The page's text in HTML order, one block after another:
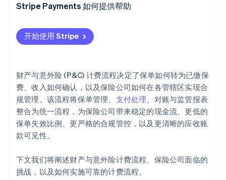
支付授权与处理
付款入账
定期计费与自动扣款工具
自动化与工作流引擎
对账与财务管控
分析和报表工具
安全与欺诈控制
Stripe Payments 如何提供帮助
开始使用 Stripe
财产与意外险 (P&C) 计费流程决定了保单如何转为已缴保
费、收入如何确认，以及保险公司如何在各管辖区实现合
规管理。该流程将保单管理、 支付处理、对账与监管报表
整合为统一流程，为保险公司带来稳定的现金流、更低的
保单失效比例、更严格的合规管控，以及更清晰的应收账
款可见性。
下文我们将阐述财产与意外险计费流程、保险公司面临的
挑战，以及如何实施可靠的计费流程。